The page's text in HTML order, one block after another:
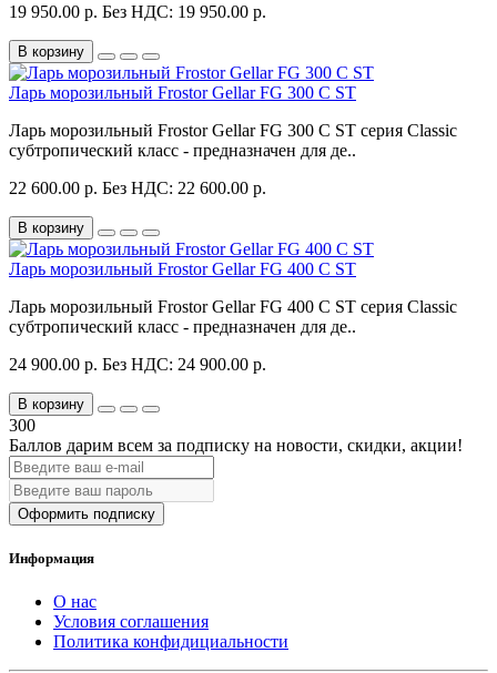
19 950.00 р. Без НДС: 19 950.00 р.
В корзину
Ларь морозильный Frostor Gellar FG 300 C ST
Ларь морозильный Frostor Gellar FG 300 C ST серия Classic
субтропический класс - предназначен для де..
22 600.00 р. Без НДС: 22 600.00 р.
В корзину
Ларь морозильный Frostor Gellar FG 400 C ST
Ларь морозильный Frostor Gellar FG 400 C ST серия Classic
субтропический класс - предназначен для де..
24 900.00 р. Без НДС: 24 900.00 р.
В корзину
300
Баллов дарим всем за подписку на новости, скидки, акции!
Оформить подписку
Информация
О нас
Условия соглашения
Политика конфидициальности